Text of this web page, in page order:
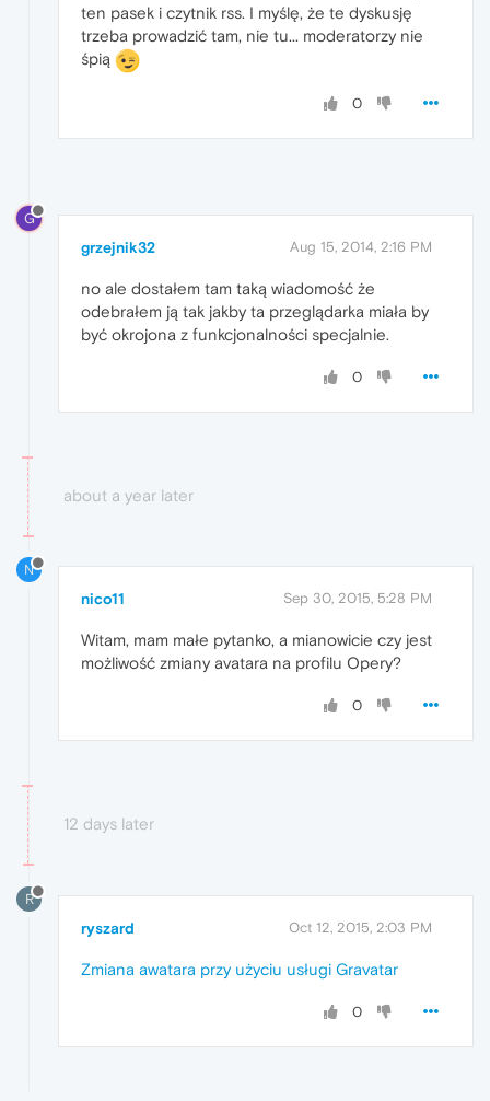
ten pasek i czytnik rss. I myślę, że te dyskusję
trzeba prowadzić tam, nie tu... moderatorzy nie
śpią
0
G
grzejnik32 Aug 15, 2014, 2:16 PM
no ale dostałem tam taką wiadomość że
odebrałem ją tak jakby ta przeglądarka miała by
być okrojona z funkcjonalności specjalnie.
0
about a year later
N
nico11 Sep 30, 2015, 5:28 PM
Witam, mam małe pytanko, a mianowicie czy jest
możliwość zmiany avatara na profilu Opery?
0
12 days later
R
ryszard Oct 12, 2015, 2:03 PM
Zmiana awatara przy użyciu usługi Gravatar
0